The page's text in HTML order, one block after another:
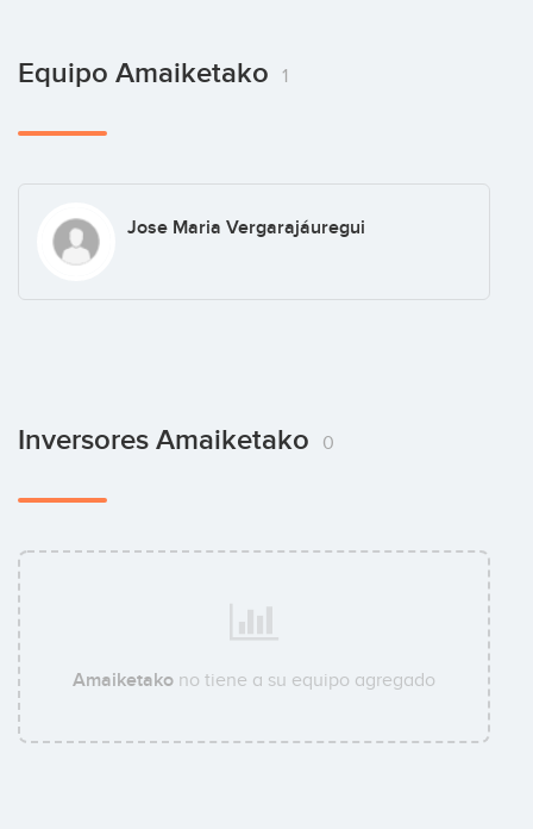
Equipo Amaiketako 1
Jose Maria Vergarajáuregui
Inversores Amaiketako 0
Amaiketako no tiene a su equipo agregado